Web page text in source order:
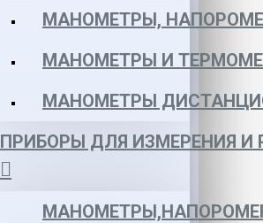
МАНОМЕТРЫ,
МАНОМЕТРЫ И
МАНОМЕТРЫ
ПРИБОРЫ ДЛЯ ИЗМЕРЕНИЯ И